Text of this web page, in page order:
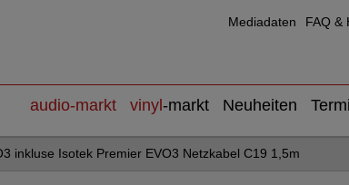
Mediadaten FAQ &
audio-markt vinyl -markt Neuheiten
inkluse Isotek Premier EVO3 Netzkabel C19 1,5m